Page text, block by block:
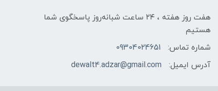
هفت روز هفته ، ۲۴ ساعت شبانه‌روز پاسخگوی شما
هستیم
شماره تماس:
09304024651
آدرس ایمیل:
dewalt4.adzar@gmail.com